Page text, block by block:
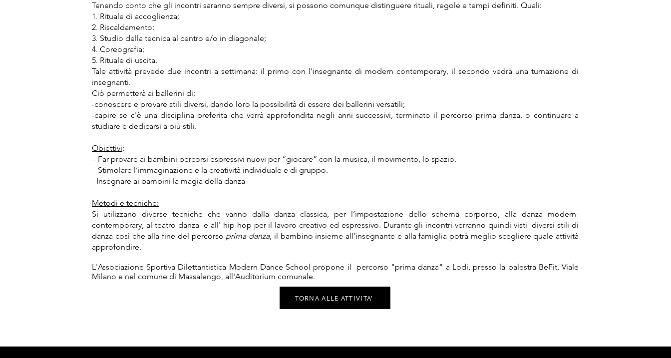
Tenendo conto che gli incontri saranno sempre diversi, si possono comunque distinguere rituali, regole e tempi definiti. Quali:
1. Rituale di accoglienza;
2. Riscaldamento;
3. Studio della tecnica al centro e/o in diagonale;
4. Coreografia;
5. Rituale di uscita.
Tale attività prevede due incontri a settimana: il primo con l'insegnante di modern contemporary, il secondo vedrà una turnazione di
insegnanti.
Ciò permetterà ai ballerini di:
-conoscere e provare stili diversi, dando loro la possibilità di essere dei ballerini versatili;
-capire se c'è una disciplina preferita che verrà approfondita negli anni successivi, terminato il percorso prima danza, o continuare a
studiare e dedicarsi a più stili.
Obiettivi:
– Far provare ai bambini percorsi espressivi nuovi per “giocare” con la musica, il movimento, lo spazio.
– Stimolare l’immaginazione e la creatività individuale e di gruppo.
- Insegnare ai bambini la magia della danza
Metodi e tecniche:
Si utilizzano diverse tecniche che vanno dalla danza classica, per l’impostazione dello schema corporeo, alla danza modern-
contemporary, al teatro danza e all' hip hop per il lavoro creativo ed espressivo. Durante gli incontri verranno quindi visti diversi stili di
danza così che alla fine del percorso prima danza, il bambino insieme all'insegnante e alla famiglia potrà meglio scegliere quale attività
approfondire.
L'Associazione Sportiva Dilettantistica Modern Dance School propone il percorso "prima danza" a Lodi, presso la palestra BeFit, Viale
Milano e nel comune di Massalengo, all'Auditorium comunale.
TORNA ALLE ATTIVITA'